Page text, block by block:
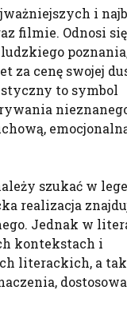
i
filmie. Odnosi
za cenę swojej
to symbol
szukać w
realizacja
Jednak w
kontekstach i
literackich, a